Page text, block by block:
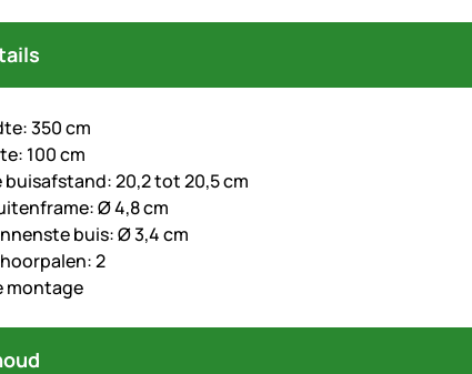
350 cm
100 cm
20,2 tot 20,5 cm
Ø 4,8 cm
buis: Ø 3,4 cm
2
montage